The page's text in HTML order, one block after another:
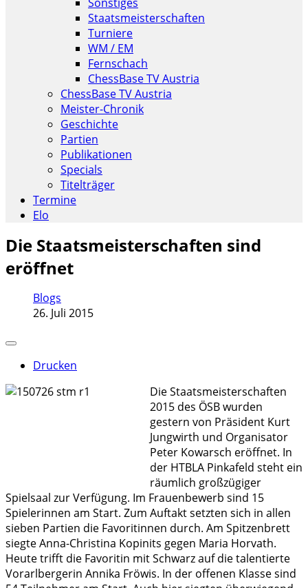
Staatsmeisterschaften
Turniere
WM / EM
Fernschach
ChessBase TV Austria
ChessBase TV Austria
Meister-Chronik
Geschichte
Partien
Publikationen
Specials
Titelträger
Termine
Elo
Die Staatsmeisterschaften sind
eröffnet
Blogs
26. Juli 2015
Drucken
Die Staatsmeisterschaften
2015 des ÖSB wurden
gestern von Präsident Kurt
Jungwirth und Organisator
Peter Kowarsch eröffnet. In
der HTBLA Pinkafeld steht ein
räumlich großzügiger
Spielsaal zur Verfügung. Im Frauenbewerb sind 15
Spielerinnen am Start. Zum Auftakt setzten sich in allen
sieben Partien die Favoritinnen durch. Am Spitzenbrett
siegte Anna-Christina Kopinits gegen Maria Horvath.
Heute trifft die Favoritin mit Schwarz auf die talentierte
Vorarlbergerin Annika Fröwis. In der offenen Klasse sind